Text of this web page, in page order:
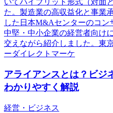
た。製造業の高収益化と事業
した日本M&Aセンターのコン
中堅・中小企業の経営者向け
交えながら紹介しました。東
ーダイレクトマーケ
アライアンスとは？ビジ
わかりやすく解説
経営・ビジネス